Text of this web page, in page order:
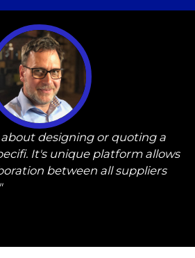
designing or quoting a
It's unique platform allows
between all suppliers